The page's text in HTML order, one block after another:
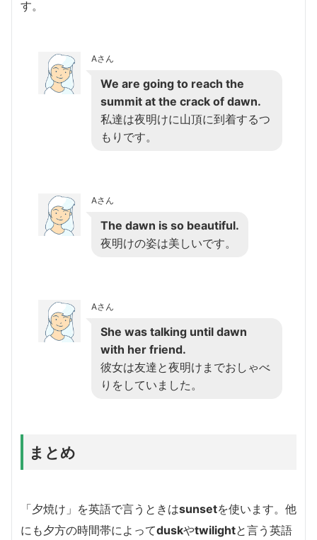
す。
Aさん
We are going to reach the
summit at the crack of dawn.
私達は夜明けに山頂に到着するつ
もりです。
Aさん
The dawn is so beautiful.
夜明けの姿は美しいです。
Aさん
She was talking until dawn
with her friend.
彼女は友達と夜明けまでおしゃべ
りをしていました。
まとめ
「夕焼け」を英語で言うときはsunsetを使います。他
にも夕方の時間帯によってduskやtwilightと言う英語